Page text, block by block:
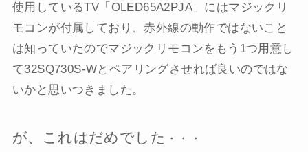
使用しているTV「OLED65A2PJA」にはマジックリ
モコンが付属しており、赤外線の動作ではないこと
は知っていたのでマジックリモコンをもう1つ用意し
て32SQ730S-Wとペアリングさせれば良いのではな
いかと思いつきました。
が、これはだめでした ・・・